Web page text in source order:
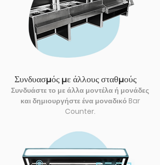
Συνδυασμός με άλλους σταθμούς
Συνδυάστε το με άλλα μοντέλα ή μονάδες
και δημιουργήστε ένα μοναδικό Bar
Counter.